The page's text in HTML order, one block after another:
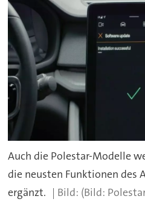
Auch die Polestar-Modelle
die neusten Funktionen des
ergänzt.
(Bild: